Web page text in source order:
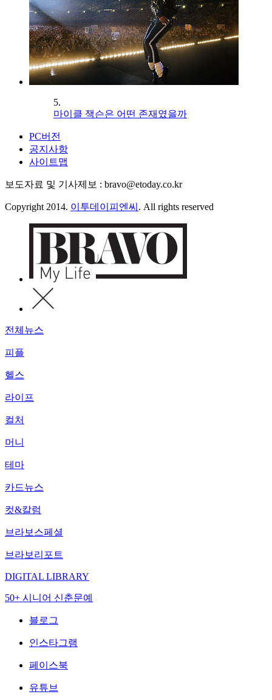
5.
마이클 잭슨은 어떤 존재였을까
PC버전
공지사항
사이트맵
보도자료 및 기사제보 : bravo@etoday.co.kr
Copyright 2014. 이투데이피엔씨 . All rights reserved
전체뉴스
피플
헬스
라이프
컬처
머니
테마
카드뉴스
컷&칼럼
브라보스페셜
브라보리포트
DIGITAL LIBRARY
50+ 시니어 신춘문예
블로그
인스타그램
페이스북
유튜브